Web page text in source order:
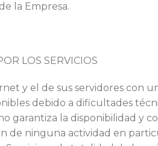
la Empresa.
LOS SERVICIOS
y el de sus servidores
debido a dificultades
garantiza la disponibilidad
de ninguna actividad en